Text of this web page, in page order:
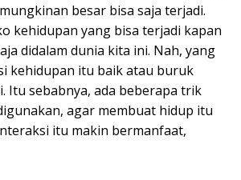
besar bisa saja terjadi.
kehidupan yang bisa terjadi kapan
didalam dunia kita ini. Nah, yang
kehidupan itu baik atau buruk
Itu sebabnya, ada beberapa trik
agar membuat hidup itu
itu makin bermanfaat,